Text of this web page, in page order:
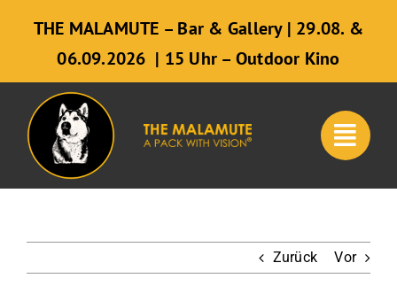
THE MALAMUTE – Bar & Gallery | 29.08. &
06.09.2026 | 15 Uhr – Outdoor Kino
Zurück Vor